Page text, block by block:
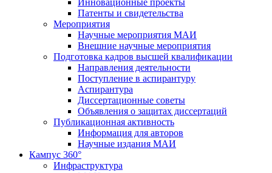
Инновационные проекты
Патенты и свидетельства
Мероприятия
Научные мероприятия МАИ
Внешние научные мероприятия
Подготовка кадров высшей квалификации
Направления деятельности
Поступление в аспирантуру
Аспирантура
Диссертационные советы
Объявления о защитах диссертаций
Публикационная активность
Информация для авторов
Научные издания МАИ
Кампус 360°
Инфраструктура